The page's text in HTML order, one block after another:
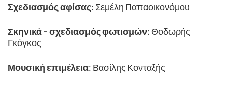
Σχεδιασμός αφίσας: Σεμέλη Παπαοικονόμου
Σκηνικά – σχεδιασμός φωτισμών: Θοδωρής
Γκόγκος
Μουσική επιμέλεια: Βασίλης Κονταξής